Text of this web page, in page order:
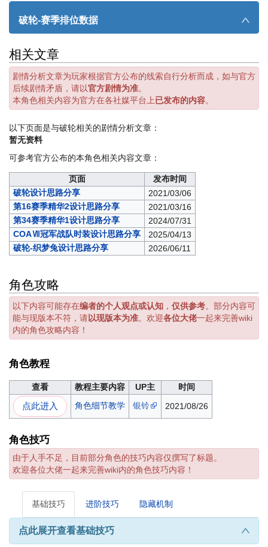
破轮-赛季排位数据 ∧
相关文章
剧情分析文章为玩家根据官方公布的线索自行分析而成，如与官方
后续剧情矛盾，请以官方剧情为准。
本角色相关内容为官方在各社媒平台上已发布的内容。
以下页面是与破轮相关的剧情分析文章：
暂无资料
可参考官方公布的本角色相关内容文章：
页面
发布时间
破轮设计思路分享
2021/03/06
第16赛季精华2设计思路分享
2021/03/16
第34赛季精华1设计思路分享
2024/07/31
COAⅦ冠军战队时装设计思路分享
2025/04/13
破轮-织梦兔设计思路分享
2026/06/11
角色攻略
以下内容可能存在编者的个人观点或认知 ， 仅供参考。部分内容可
能与现版本不符，请以现版本为准。欢迎各位大佬一起来完善wiki
内的角色攻略内容！
角色教程
查看 教程主要内容 UP主 时间
点此进入 角色细节教学 银铃 2021/08/26
角色技巧
由于人手不足，目前部分角色的技巧内容仅撰写了标题。
欢迎各位大佬一起来完善wiki内的角色技巧内容！
基础技巧 进阶技巧 隐藏机制
点此展开查看基础技巧 ∧